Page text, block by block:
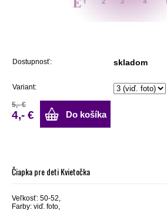
Dostupnosť: skladom
Variant:
5,- €
4,- € Do košíka
Čiapka pre deti Kvietočka
Veľkosť: 50-52,
Farby: viď. foto,